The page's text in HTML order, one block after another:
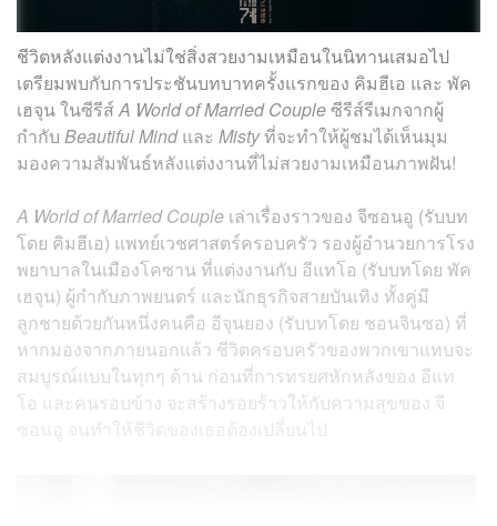
ชีวิตหลังแต่งงานไม่ใช่สิ่งสวยงามเหมือนในนิทานเสมอไป
เตรียมพบกับการประชันบทบาทครั้งแรกของ คิมฮีเอ และ พัค
เฮจุน ในซีรีส์A World of Married Coupleซีรีส์รีเมกจากผู้
กำกับ Beautiful Mindและ Mistyที่จะทำให้ผู้ชมได้เห็นมุม
มองความสัมพันธ์หลังแต่งงานที่ไม่สวยงามเหมือนภาพฝัน!
A World of Married Couple เล่าเรื่องราวของ จีซอนอู (รับบท
โดย คิมฮีเอ) แพทย์เวชศาสตร์ครอบครัว รองผู้อำนวยการโรง
พยาบาลในเมืองโคซาน ที่แต่งงานกับ อีแทโอ (รับบทโดย พัค
เฮจุน) ผู้กำกับภาพยนตร์ และนักธุรกิจสายบันเทิง ทั้งคู่มี
ลูกชายด้วยกันหนึ่งคนคือ อีจุนยอง (รับบทโดย ชอนจินซอ) ที่
หากมองจากภายนอกแล้ว ชีวิตครอบครัวของพวกเขาแทบจะ
สมบูรณ์แบบในทุกๆ ด้าน ก่อนที่การทรยศหักหลังของ อีแท
โอ และคนรอบข้าง จะสร้างรอยร้าวให้กับความสุขของ จี
ซอนอู จนทำให้ชีวิตของเธอต้องเปลี่ยนไป